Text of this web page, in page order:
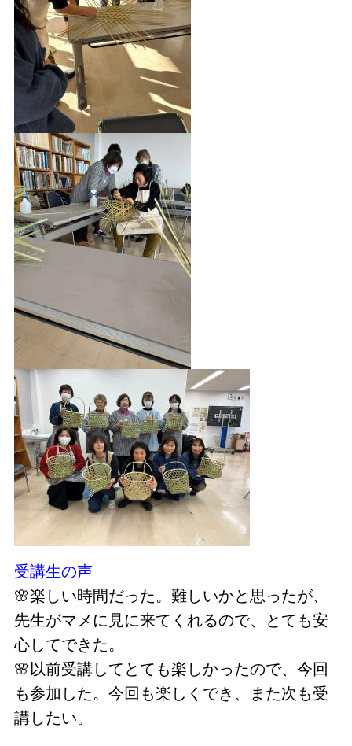
受講生の声
🌸楽しい時間だった。難しいかと思ったが、
先生がマメに見に来てくれるので、とても安
心してできた。
🌸以前受講してとても楽しかったので、今回
も参加した。今回も楽しくでき、また次も受
講したい。